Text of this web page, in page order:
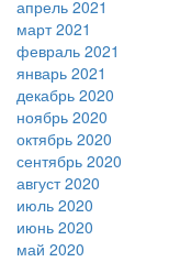
апрель 2021
март 2021
февраль 2021
январь 2021
декабрь 2020
ноябрь 2020
октябрь 2020
сентябрь 2020
август 2020
июль 2020
июнь 2020
май 2020